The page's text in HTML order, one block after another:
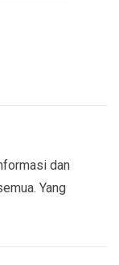
dan
Yang